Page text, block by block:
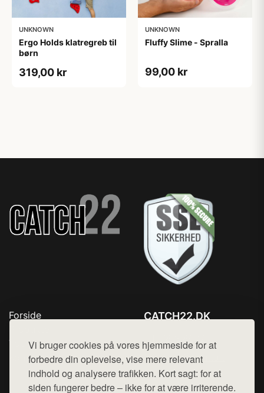
Vi bruger cookies på vores hjemmeside for at
forbedre din oplevelse, vise mere relevant
indhold og analysere trafikken. Kort sagt: for at
siden fungerer bedre – ikke for at være irriterende.
UNKNOWN
Ergo Holds klatregreb til
børn
319,00 kr
UNKNOWN
Fluffy Slime - Spralla
99,00 kr
Forside
Top Rabatter
Kontakt
CATCH22.DK
Mail: hej@want.dk
Cookie- og privatlivspolitik